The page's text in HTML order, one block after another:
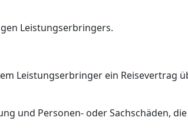
Leistungserbringers.
Leistungserbringer ein Reisevertrag
und Personen- oder Sachschäden, die